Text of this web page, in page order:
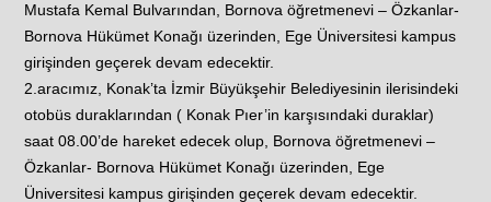
Mustafa Kemal Bulvarından, Bornova öğretmenevi – Özkanlar-
Bornova Hükümet Konağı üzerinden, Ege Üniversitesi kampus
girişinden geçerek devam edecektir.
2.aracımız, Konak’ta İzmir Büyükşehir Belediyesinin ilerisindeki
otobüs duraklarından ( Konak Pıer’in karşısındaki duraklar)
saat 08.00’de hareket edecek olup, Bornova öğretmenevi –
Özkanlar- Bornova Hükümet Konağı üzerinden, Ege
Üniversitesi kampus girişinden geçerek devam edecektir.